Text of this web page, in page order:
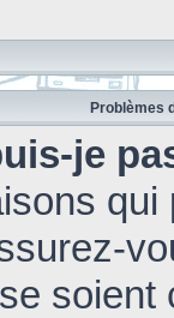
Problèmes
je
soient